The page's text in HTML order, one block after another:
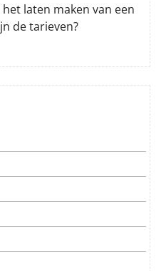
laten maken van een
de tarieven?